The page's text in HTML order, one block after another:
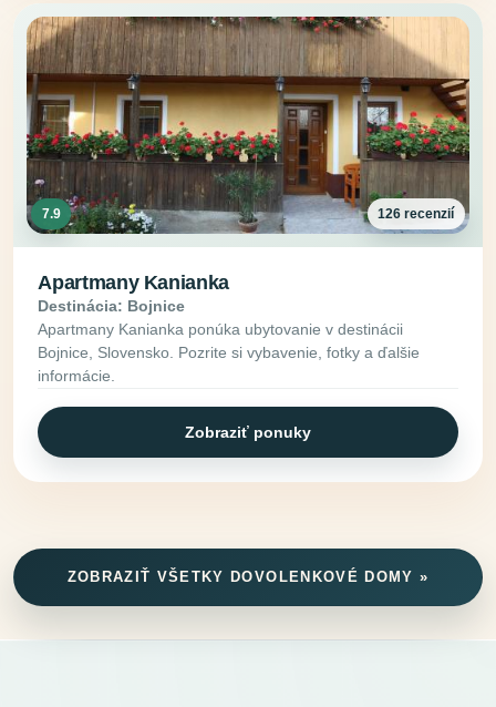
7.9 126 recenzií
Apartmany Kanianka
Destinácia: Bojnice
Apartmany Kanianka ponúka ubytovanie v destinácii
Bojnice, Slovensko. Pozrite si vybavenie, fotky a ďalšie
informácie.
Zobraziť ponuky
ZOBRAZIŤ VŠETKY DOVOLENKOVÉ DOMY »